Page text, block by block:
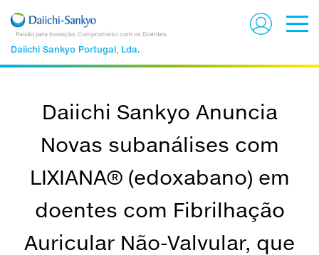
Paixão pela Inovação. Compromisso com os Doentes.
Daiichi Sankyo Portugal, Lda.
Daiichi Sankyo Anuncia
Novas subanálises com
LIXIANA® (edoxabano) em
doentes com Fibrilhação
Auricular Não-Valvular, que